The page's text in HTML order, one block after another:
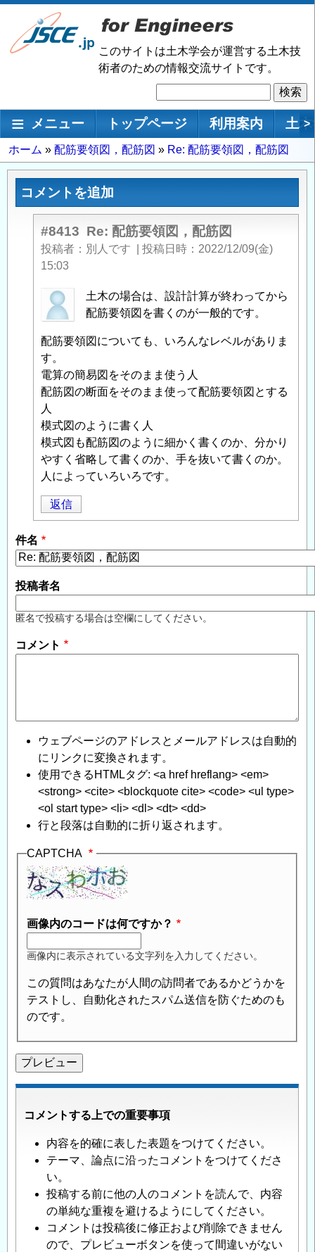
メ
ン
移
このサイトは土木学会が運営する土木技
術者のための情報交流サイトです。
索
メインナビゲーション
メニュー トップページ 利用案内 土 >
パ
ン
ず
ホーム 配筋要領図，配筋図 Re: 配筋要領図，配筋図
コメントを追加
#8413 Re: 配筋要領図，配筋図
投稿者 別人です 投稿日時
2022/12/09(金)
15:03
匿
名
稿
者
に
よ
る
「Re:
配
筋
要
領
図，
筋
図」
へ
返
土木の場合は、設計計算が終わってから
配筋要領図を書くのが一般的です。
配筋要領図についても、いろんなレベルがありま
す。
電算の簡易図をそのまま使う人
配筋図の断面をそのまま使って配筋要領図とする
人
模式図のように書く人
模式図も配筋図のように細かく書くのか、分かり
やすく省略して書くのか、手を抜いて書くのか。
人によっていろいろです。
返信
件名
投稿者名
匿名で投稿する場合は空欄にしてください。
コメント
ウェブページのアドレスとメールアドレスは自動的
にリンクに変換されます。
使用できるHTMLタグ: <a href hreflang> <em>
<strong> <cite> <blockquote cite> <code> <ul type>
<ol start type> <li> <dl> <dt> <dd>
行と段落は自動的に折り返されます。
CAPTCHA
画像内のコードは何ですか？
画像内に表示されている文字列を入力してください。
この質問はあなたが人間の訪問者であるかどうかを
テストし、自動化されたスパム送信を防ぐためのも
のです。
コメントする上での重要事項
内容を的確に表した表題をつけてください。
テーマ、論点に沿ったコメントをつけてくださ
い。
投稿する前に他の人のコメントを読んで、内容
の単純な重複を避けるようにしてください。
コメントは投稿後に修正および削除できません
ので、プレビューボタンを使って間違いがない